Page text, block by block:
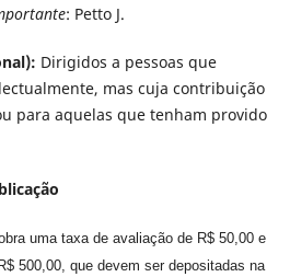
: Petto J.
Dirigidos a pessoas que
mas cuja contribuição
para aquelas que tenham provido
uma taxa de avaliação de R$ 50,00 e
500,00, que devem ser depositadas na